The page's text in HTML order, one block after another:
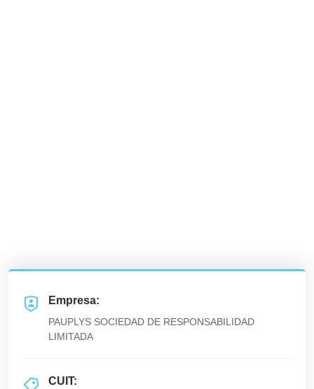
Empresa:
PAUPLYS SOCIEDAD DE RESPONSABILIDAD
LIMITADA
CUIT: